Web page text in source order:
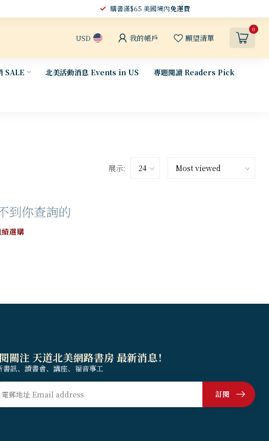
購書滿$65 美國境內免運費
USD 我的帳戶 願望清單
0
SALE 北美活動消息 Events in US 專題閱讀 Readers Pick
展示:
到你查詢的
選購
關注 天道北美網路書房 最新消息！
書訊、讀書會、講座、福音事工
訂閱